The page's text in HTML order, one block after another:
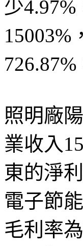
少
15003%
726.87%
照明廠
業收入
東的淨
電子節
毛利率